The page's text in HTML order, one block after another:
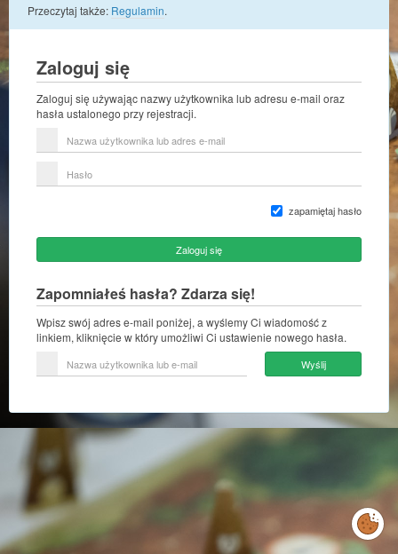
Przeczytaj także: Regulamin.
Zaloguj się
Zaloguj się używając nazwy użytkownika lub adresu e-mail oraz
hasła ustalonego przy rejestracji.
użytkownika
e-
zapamiętaj hasło
Zaloguj się
Zapomniałeś hasła? Zdarza się!
Wpisz swój adres e-mail poniżej, a wyślemy Ci wiadomość z
linkiem, kliknięcie w który umożliwi Ci ustawienie nowego hasła.
użytkownika
mail
Wyślij
Zarządzaj
preferencjami
cookies